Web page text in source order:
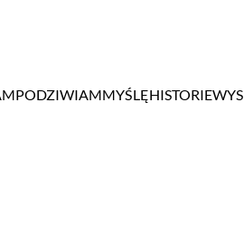
PODZIWIAMMYŚLĘHISTORIE